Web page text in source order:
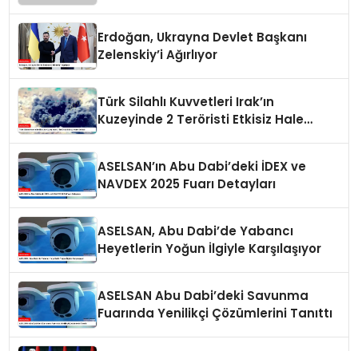
Erdoğan, Ukrayna Devlet Başkanı
Zelenskiy’i Ağırlıyor
Türk Silahlı Kuvvetleri Irak’ın
Kuzeyinde 2 Teröristi Etkisiz Hale
ASELSAN’ın Abu Dabi’deki İDEX ve
NAVDEX 2025 Fuarı Detayları
ASELSAN, Abu Dabi’de Yabancı
Heyetlerin Yoğun İlgiyle Karşılaşıyor
ASELSAN Abu Dabi’deki Savunma
Fuarında Yenilikçi Çözümlerini Tanıttı